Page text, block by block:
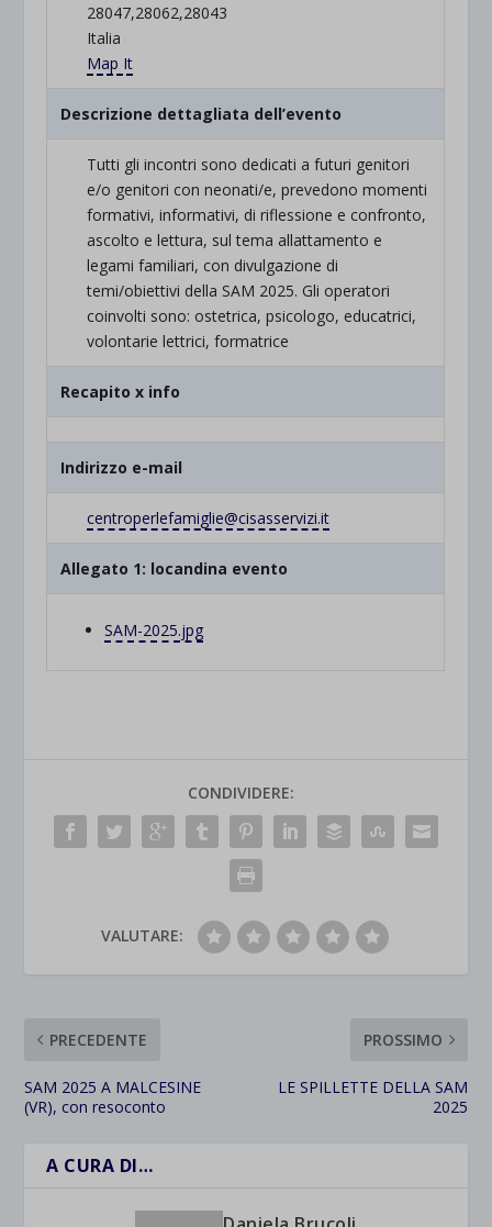
28047,28062,28043
Italia
Map It
Descrizione dettagliata dell’evento
Tutti gli incontri sono dedicati a futuri genitori
e/o genitori con neonati/e, prevedono momenti
formativi, informativi, di riflessione e confronto,
ascolto e lettura, sul tema allattamento e
legami familiari, con divulgazione di
temi/obiettivi della SAM 2025. Gli operatori
coinvolti sono: ostetrica, psicologo, educatrici,
volontarie lettrici, formatrice
Recapito x info
Indirizzo e-mail
centroperlefamiglie@cisasservizi.it
Allegato 1: locandina evento
SAM-2025.jpg
CONDIVIDERE:
VALUTARE:
PRECEDENTE
SAM 2025 A MALCESINE
(VR), con resoconto
PROSSIMO
LE SPILLETTE DELLA SAM
2025
A CURA DI…